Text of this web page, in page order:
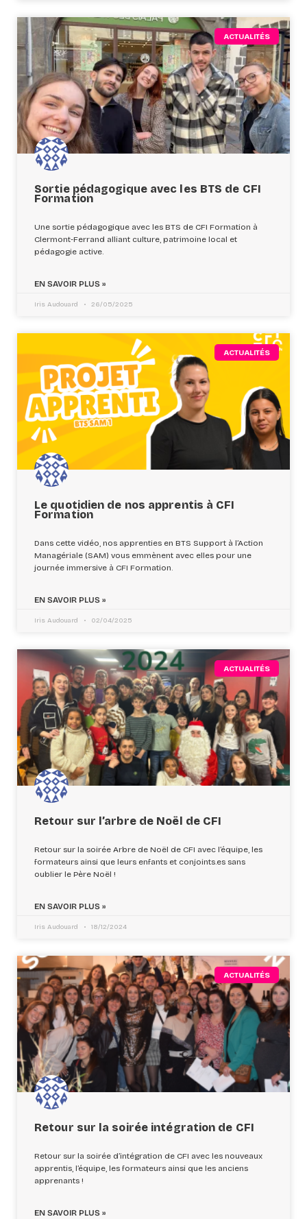
ACTUALITÉS
Sortie pédagogique avec les BTS de CFI
Formation
Une sortie pédagogique avec les BTS de CFI Formation à
Clermont-Ferrand alliant culture, patrimoine local et
pédagogie active.
EN SAVOIR PLUS »
Iris Audouard 26/05/2025
ACTUALITÉS
Le quotidien de nos apprentis à CFI
Formation
Dans cette vidéo, nos apprenties en BTS Support à l’Action
Managériale (SAM) vous emmènent avec elles pour une
journée immersive à CFI Formation.
EN SAVOIR PLUS »
Iris Audouard 02/04/2025
ACTUALITÉS
Retour sur l’arbre de Noël de CFI
Retour sur la soirée Arbre de Noël de CFI avec l’équipe, les
formateurs ainsi que leurs enfants et conjoints.es sans
oublier le Père Noël !
EN SAVOIR PLUS »
Iris Audouard 18/12/2024
ACTUALITÉS
Retour sur la soirée intégration de CFI
Retour sur la soirée d’intégration de CFI avec les nouveaux
apprentis, l’équipe, les formateurs ainsi que les anciens
apprenants !
EN SAVOIR PLUS »